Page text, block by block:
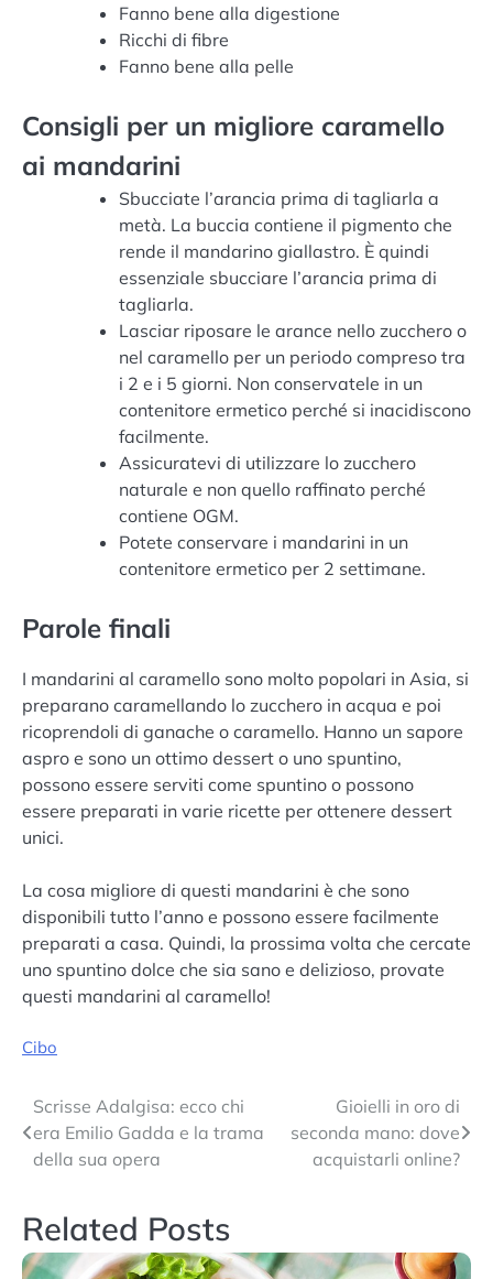
Fanno bene alla digestione
Ricchi di fibre
Fanno bene alla pelle
Consigli per un migliore caramello
ai mandarini
Sbucciate l’arancia prima di tagliarla a
metà. La buccia contiene il pigmento che
rende il mandarino giallastro. È quindi
essenziale sbucciare l’arancia prima di
tagliarla.
Lasciar riposare le arance nello zucchero o
nel caramello per un periodo compreso tra
i 2 e i 5 giorni. Non conservatele in un
contenitore ermetico perché si inacidiscono
facilmente.
Assicuratevi di utilizzare lo zucchero
naturale e non quello raffinato perché
contiene OGM.
Potete conservare i mandarini in un
contenitore ermetico per 2 settimane.
Parole finali
I mandarini al caramello sono molto popolari in Asia, si
preparano caramellando lo zucchero in acqua e poi
ricoprendoli di ganache o caramello. Hanno un sapore
aspro e sono un ottimo dessert o uno spuntino,
possono essere serviti come spuntino o possono
essere preparati in varie ricette per ottenere dessert
unici.
La cosa migliore di questi mandarini è che sono
disponibili tutto l’anno e possono essere facilmente
preparati a casa. Quindi, la prossima volta che cercate
uno spuntino dolce che sia sano e delizioso, provate
questi mandarini al caramello!
Cibo
Navigazione
articoli
Scrisse Adalgisa: ecco chi
era Emilio Gadda e la trama
della sua opera
Gioielli in oro di
seconda mano: dove
acquistarli online?
Related Posts